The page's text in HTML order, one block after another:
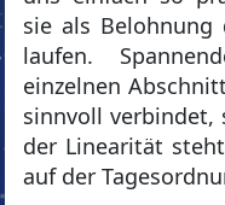
sie als
laufen.
einzelnen
sinnvoll verbindet,
der Linearität
auf der